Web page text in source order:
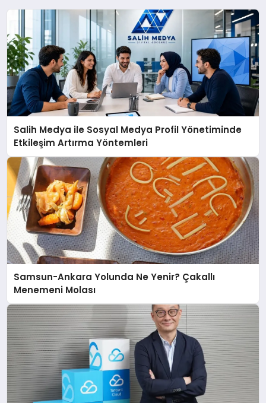
Salih Medya ile Sosyal Medya Profil Yönetiminde
Etkileşim Artırma Yöntemleri
Samsun-Ankara Yolunda Ne Yenir? Çakallı
Menemeni Molası